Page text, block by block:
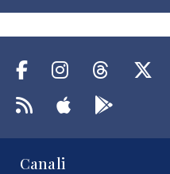
Canali